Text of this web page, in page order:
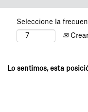
Seleccione la
Lo sentimos, esta